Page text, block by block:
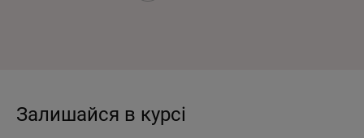
Залишайся в курсі